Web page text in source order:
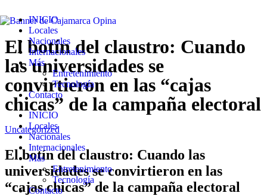
INICIO
Locales
Nacionales
Internacionales
Más
Entretenimiento
Tecnología
Contacto
INICIO
Locales
Nacionales
Internacionales
Más
Entretenimiento
Tecnología
Contacto
El botín del claustro: Cuando
las universidades se
convirtieron en las “cajas
chicas” de la campaña electoral
Uncategorized
El botín del claustro: Cuando las
universidades se convirtieron en las
“cajas chicas” de la campaña electoral